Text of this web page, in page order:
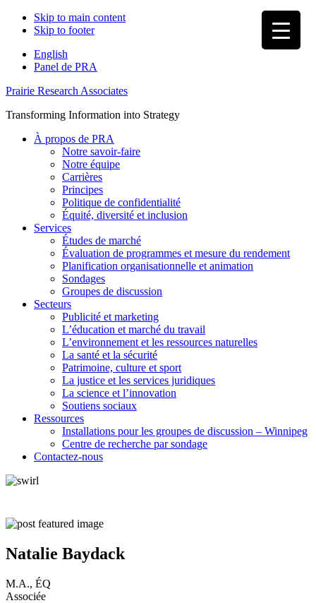
Skip to main content
Skip to footer
English
Panel de PRA
Prairie Research Associates
Transforming Information into Strategy
À propos de PRA
Notre savoir-faire
Notre équipe
Carrières
Principes
Politique de confidentialité
Équité, diversité et inclusion
Services
Études de marché
Évaluation de programmes et mesure du rendement
Planification organisationnelle et animation
Sondages
Groupes de discussion
Secteurs
Publicité et marketing
L’éducation et marché du travail
L’environnement et les ressources naturelles
La santé et la sécurité
Patrimoine, culture et sport
La justice et les services juridiques
La science et l’innovation
Soutiens sociaux
Ressources
Installations pour les groupes de discussion – Winnipeg
Centre de recherche par sondage
Contactez-nous
Natalie Baydack
M.A., ÉQ
Associée